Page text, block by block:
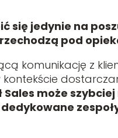
się jedynie na
pod
komunikację z
Sales może